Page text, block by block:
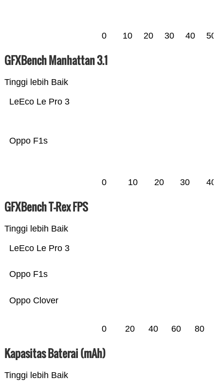
0 10 20 30 40 50
GFXBench Manhattan 3.1
Tinggi lebih Baik
Oppo F1s
LeEco Le Pro 3
0 10 20 30 40
GFXBench T-Rex FPS
Tinggi lebih Baik
Oppo Clover
Oppo F1s
LeEco Le Pro 3
0 20 40 60 80
Kapasitas Baterai (mAh)
Tinggi lebih Baik